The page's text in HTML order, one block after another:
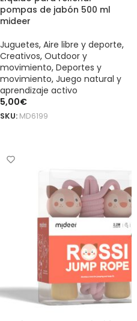
pompas de jabón 500 ml
mideer
Juguetes, Aire libre y deporte,
Creativos, Outdoor y
movimiento, Deportes y
movimiento, Juego natural y
aprendizaje activo
5,00€
SKU: MD6199